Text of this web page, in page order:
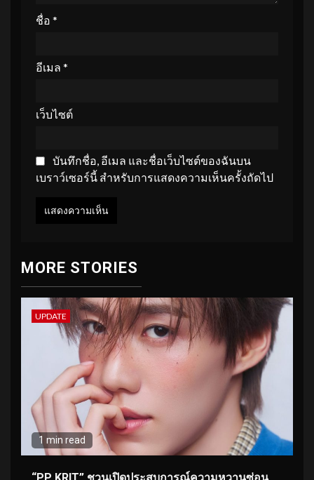
ชื่อ *
อีเมล *
เว็บไซต์
บันทึกชื่อ, อีเมล และชื่อเว็บไซต์ของฉันบน
เบราว์เซอร์นี้ สำหรับการแสดงความเห็นครั้งถัดไป
MORE STORIES
UPDATE
1 min read
“PP KRIT” ชวนเปิดประสบการณ์ความหวานซ่อน